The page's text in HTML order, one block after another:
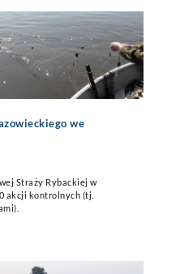
we
Straży Rybackiej w
akcji kontrolnych (tj.